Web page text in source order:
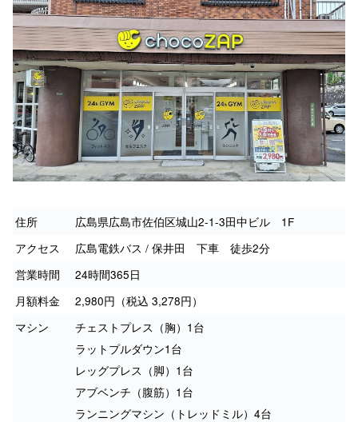
住所
広島県広島市佐伯区城山2-1-3田中ビル 1F
アクセス
広島電鉄バス / 保井田 下車 徒歩2分
営業時間
24時間365日
月額料金
2,980円（税込 3,278円）
マシン
チェストプレス（胸）1台
ラットプルダウン1台
レッグプレス（脚）1台
アブベンチ（腹筋）1台
ランニングマシン（トレッドミル）4台